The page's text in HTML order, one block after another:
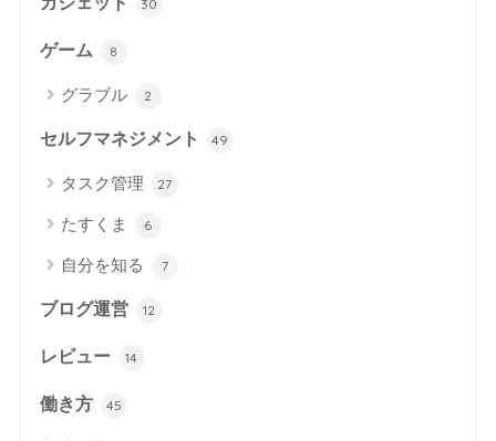
30
ゲーム 8
グラブル 2
セルフマネジメント 49
タスク管理 27
たすくま 6
自分を知る 7
ブログ運営 12
レビュー 14
働き方 45